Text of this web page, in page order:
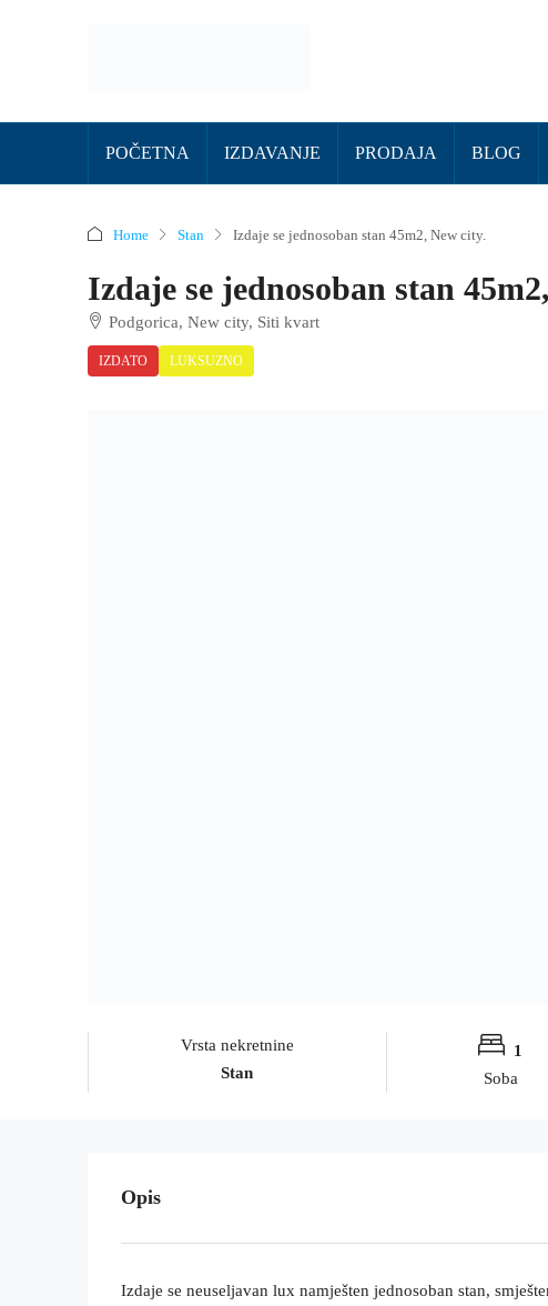
POČETNA IZDAVANJE PRODAJA BLOG
Home Stan Izdaje se jednosoban stan 45m2, New city.
Izdaje se jednosoban stan
Podgorica, New city, Siti kvart
IZDATO LUKSUZNO
Vrsta nekretnine
Stan
1
Soba
Opis
Izdaje se neuseljavan lux namješten jednosoban stan,